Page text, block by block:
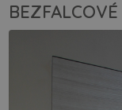
produkty